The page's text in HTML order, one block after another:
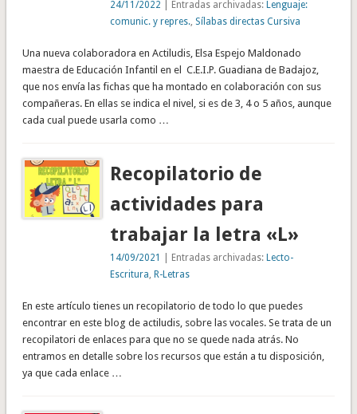
24/11/2022 | Entradas archivadas:Lenguaje:
comunic. y repres. Sílabas directas Cursiva
Una nueva colaboradora en Actiludis, Elsa Espejo Maldonado
maestra de Educación Infantil en el C.E.I.P. Guadiana de Badajoz,
que nos envía las fichas que ha montado en colaboración con sus
compañeras. En ellas se indica el nivel, si es de 3, 4 o 5 años, aunque
cada cual puede usarla como …
Recopilatorio de
actividades para
trabajar la letra «L»
14/09/2021 | Entradas archivadas:Lecto-
Escritura ,R-Letras
En este artículo tienes un recopilatorio de todo lo que puedes
encontrar en este blog de actiludis, sobre las vocales. Se trata de un
recopilatori de enlaces para que no se quede nada atrás. No
entramos en detalle sobre los recursos que están a tu disposición,
ya que cada enlace …